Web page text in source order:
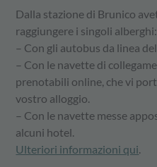
Dalla stazione di Brunico
raggiungere i singoli alberghi:
– Con gli autobus da linea
– Con le navette di
prenotabili online, che vi
vostro alloggio.
– Con le navette messe
alcuni hotel.
Ulteriori informazioni qui.